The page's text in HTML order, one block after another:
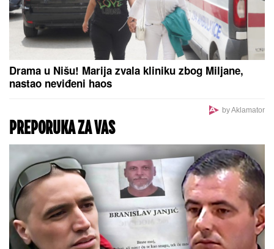
Period samoće se uskoro završava:
Ova 3 horoskopska znaka 9. avgusta
očekuje emotivni preokret